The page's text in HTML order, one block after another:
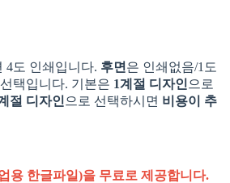
4도 인쇄입니다. 후면 은 인쇄없음/1도
택입니다. 기본은 1계절 디자인 으로
절 디자인 으로 선택하시면 비용이 추
용 한글파일)을 무료로 제공합니다.